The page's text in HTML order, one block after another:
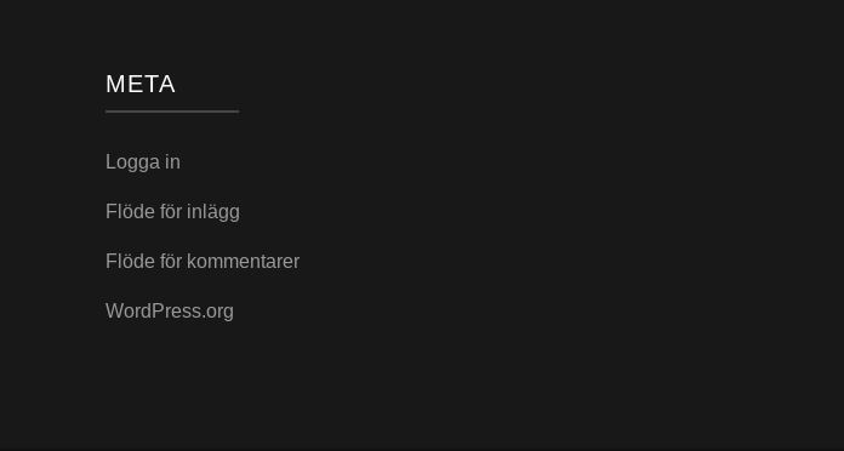
META
Logga in
Flöde för inlägg
Flöde för kommentarer
WordPress.org